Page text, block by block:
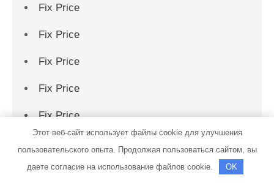
Fix Price
Fix Price
Fix Price
Fix Price
Fix Price
Fix Price
Этот веб-сайт использует файлы cookie для улучшения
пользовательского опыта. Продолжая пользоваться сайтом, вы
даете согласие на использование файлов cookie.
OK